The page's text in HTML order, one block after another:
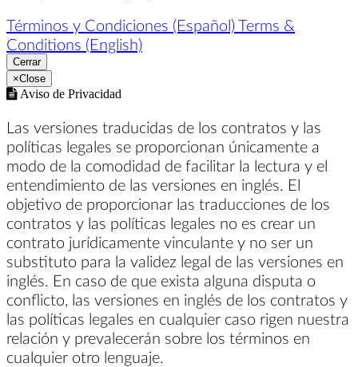
Términos y Condiciones (Español) Terms &
Conditions (English)
Cerrar
×Close
Aviso de Privacidad
Las versiones traducidas de los contratos y las
políticas legales se proporcionan únicamente a
modo de la comodidad de facilitar la lectura y el
entendimiento de las versiones en inglés. El
objetivo de proporcionar las traducciones de los
contratos y las políticas legales no es crear un
contrato jurídicamente vinculante y no ser un
substituto para la validez legal de las versiones en
inglés. En caso de que exista alguna disputa o
conflicto, las versiones en inglés de los contratos y
las políticas legales en cualquier caso rigen nuestra
relación y prevalecerán sobre los términos en
cualquier otro lenguaje.